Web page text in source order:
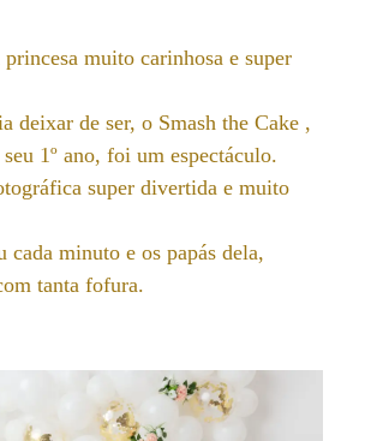
muito carinhosa e super
deixar de ser, o Smash the Cake ,
1º ano, foi um espectáculo.
super divertida e muito
cada minuto e os papás dela,
tanta fofura.